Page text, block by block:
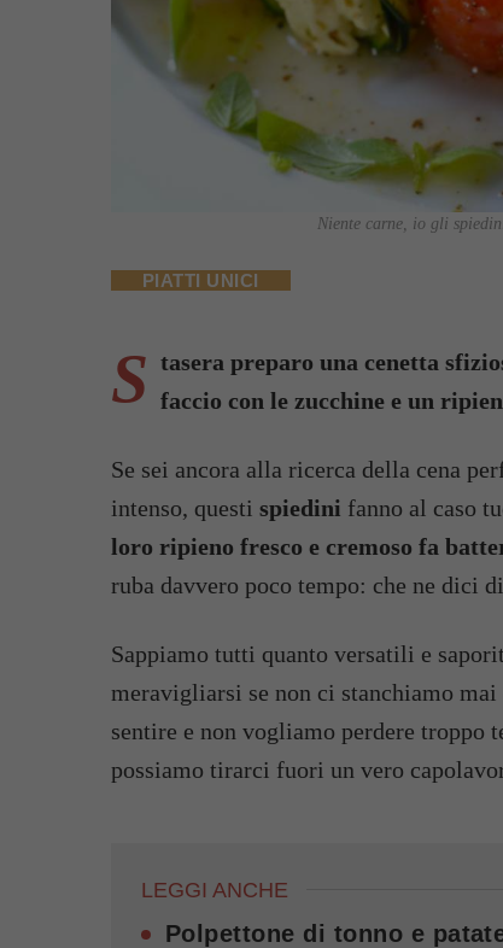
Niente carne, io gli
PIATTI UNICI
S tasera preparo una cenetta
faccio con le zucchine e un
Se sei ancora alla ricerca della cena
intenso, questi spiedini fanno al caso
loro ripieno fresco e cremoso fa
ruba davvero poco tempo: che ne dici
Sappiamo tutti quanto versatili e
meravigliarsi se non ci stanchiamo
sentire e non vogliamo perdere troppo
possiamo tirarci fuori un vero
LEGGI ANCHE
Polpettone di tonno e